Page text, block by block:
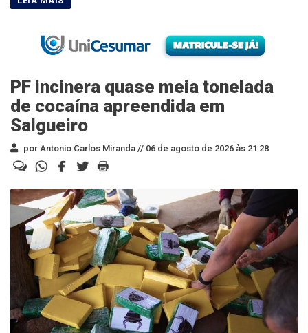
PF incinera quase meia tonelada
de cocaína apreendida em
Salgueiro
por Antonio Carlos Miranda // 06 de agosto de 2026 às 21:28